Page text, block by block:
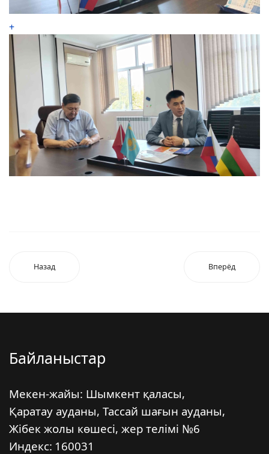
+
Назад Вперёд
Байланыстар
Мекен-жайы: Шымкент қаласы,
Қаратау ауданы, Тассай шағын ауданы,
Жібек жолы көшесі, жер телімі №6
Индекс: 160031